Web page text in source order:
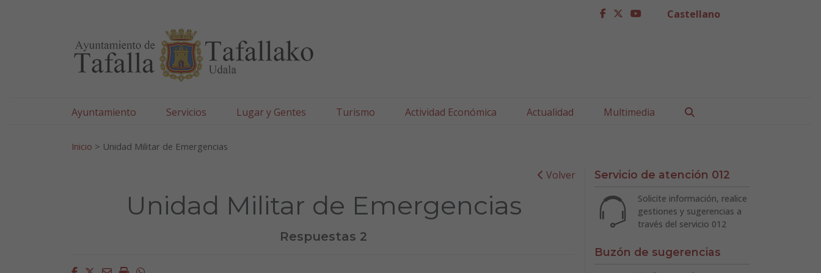
facebook
twitter
youtubeCastellano
Ayuntamiento Servicios Lugar y Gentes Turismo Actividad Económica Actualidad Multimedia
Inicio > Unidad Militar de Emergencias
Volver
Unidad Militar de Emergencias
Respuestas 2
Servicio de atención 012
Solicite información, realice
gestiones y sugerencias a
través del servicio 012
Buzón de sugerencias